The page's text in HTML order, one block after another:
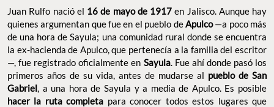
Juan Rulfo nació el 16 de mayo de 1917 en Jalisco. Aunque hay
quienes argumentan que fue en el pueblo deApulco—a poco más
de una hora de Sayula; una comunidad rural donde se encuentra
la ex-hacienda de Apulco, que pertenecía a la familia del escritor
—, fue registrado oficialmente en Sayula. Fue ahí donde pasó los
primeros años de su vida, antes de mudarse al pueblo de San
Gabriel, a una hora de Sayula y a media de Apulco. Es posible
hacer la ruta completa para conocer todos estos lugares que